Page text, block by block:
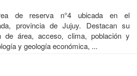
de reserva n°4 ubicada en el
provincia de Jujuy. Destacan su
de área, acceso, clima, población y
y geología económica, ...